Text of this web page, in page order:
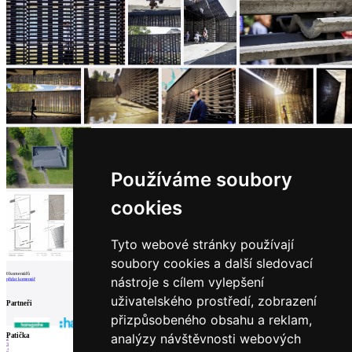
Používáme soubory
cookies
Tyto webové stránky používají
soubory cookies a další sledovací
nástroje s cílem vylepšení
uživatelského prostředí, zobrazení
přizpůsobeného obsahu a reklam,
analýzy návštěvnosti webových
0komentářů
přidat komentář
Partneři
1
2
3
4
Patička